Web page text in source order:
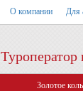
О компании Для
Золотое